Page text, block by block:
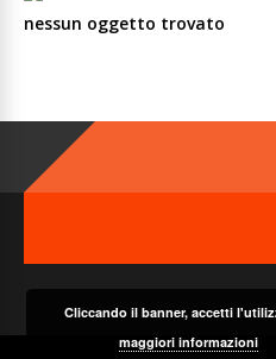
nessun oggetto trovato
Cliccando il banner, accetti
maggiori informazioni